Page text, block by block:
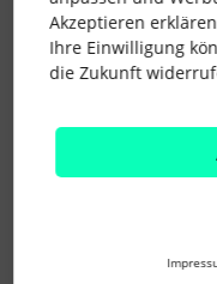
Voraussetzung für
nachhaltige Leistung
Was nilo bietet:
1:1-Sessions,
Meditationen
persönlichen
Akzeptieren
Ihre Einwilligung
die Zukunft